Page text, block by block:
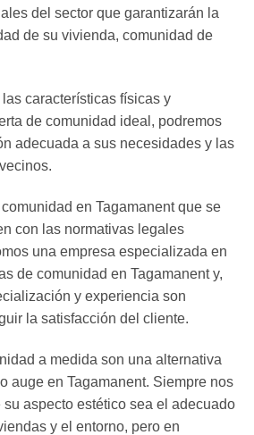
del sector que garantizarán la
de su vivienda, comunidad de
características físicas y
de comunidad ideal, podremos
adecuada a sus necesidades y las
en Tagamanent que se
con las normativas legales
una empresa especializada en
de comunidad en Tagamanent y,
y experiencia son
la satisfacción del cliente.
a medida son una alternativa
auge en Tagamanent. Siempre nos
aspecto estético sea el adecuado
y el entorno, pero en